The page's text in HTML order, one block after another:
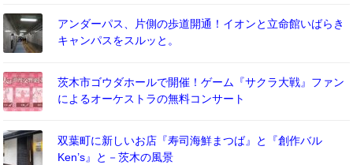
アンダーパス、片側の歩道開通！イオンと立命館いばらき
キャンパスをスルッと。
茨木市ゴウダホールで開催！ゲーム『サクラ大戦』ファン
によるオーケストラの無料コンサート
双葉町に新しいお店『寿司海鮮まつば』と『創作バル
Ken’s』と－茨木の風景